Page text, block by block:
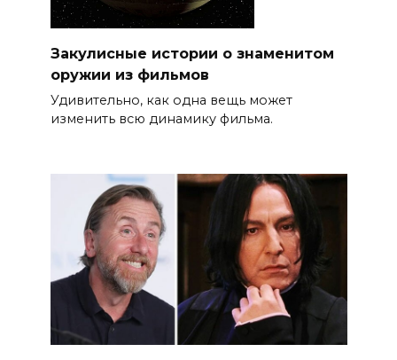
Закулисные истории о знаменитом
оружии из фильмов
Удивительно, как одна вещь может
изменить всю динамику фильма.